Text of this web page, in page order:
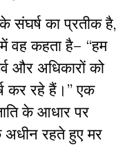
संघर्ष का प्रतीक है,
वह कहता है– “हम
और अधिकारों को
कर रहे हैं।” एक
के आधार पर
रहते हुए मर